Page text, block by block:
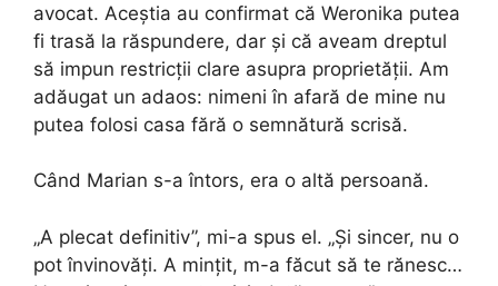
avocat. Aceștia au confirmat că Weronika putea
fi trasă la răspundere, dar și că aveam dreptul
să impun restricții clare asupra proprietății. Am
adăugat un adaos: nimeni în afară de mine nu
putea folosi casa fără o semnătură scrisă.
Când Marian s-a întors, era o altă persoană.
„A plecat definitiv”, mi-a spus el. „Și sincer, nu o
pot învinovăți. A mințit, m-a făcut să te rănesc…